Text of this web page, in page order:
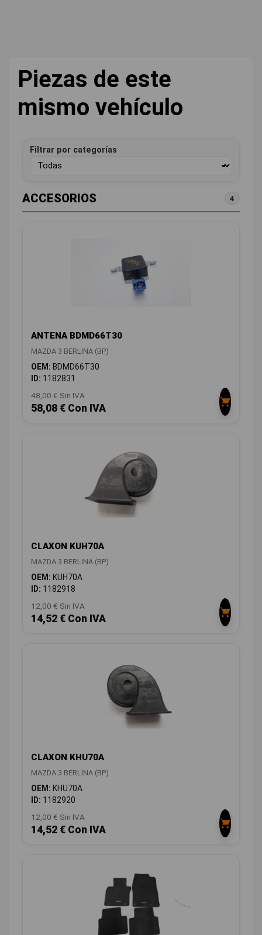
Piezas de este
mismo vehículo
Filtrar por categorías
ACCESORIOS 4
ANTENA BDMD66T30
MAZDA 3 BERLINA (BP)
OEM: BDMD66T30
ID: 1182831
48,00 € Sin IVA
58,08 € Con IVA
CLAXON KUH70A
MAZDA 3 BERLINA (BP)
OEM: KUH70A
ID: 1182918
12,00 € Sin IVA
14,52 € Con IVA
CLAXON KHU70A
MAZDA 3 BERLINA (BP)
OEM: KHU70A
ID: 1182920
12,00 € Sin IVA
14,52 € Con IVA